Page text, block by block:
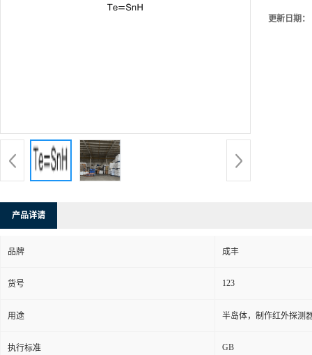
更新日期：
产品详请
品牌 成丰
货号 123
用途 半岛体，制作红外探测
执行标准 GB